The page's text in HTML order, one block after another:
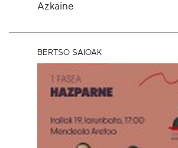
Azkaine
BERTSO SAIOAK